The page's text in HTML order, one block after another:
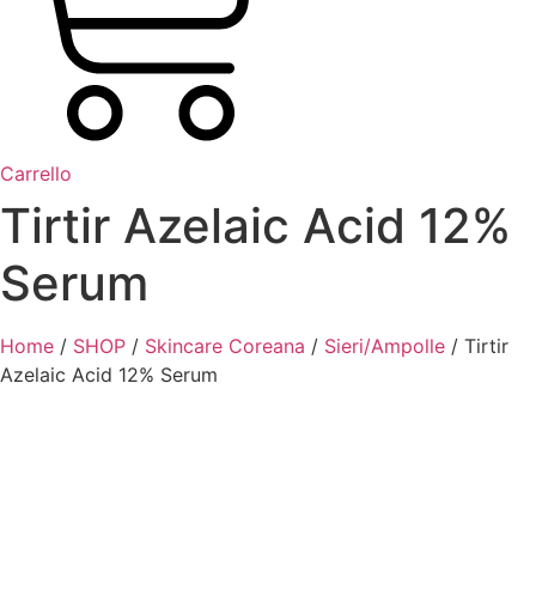
Carrello
Tirtir Azelaic Acid 12%
Serum
Home / SHOP / Skincare Coreana / Sieri/Ampolle / Tirtir
Azelaic Acid 12% Serum